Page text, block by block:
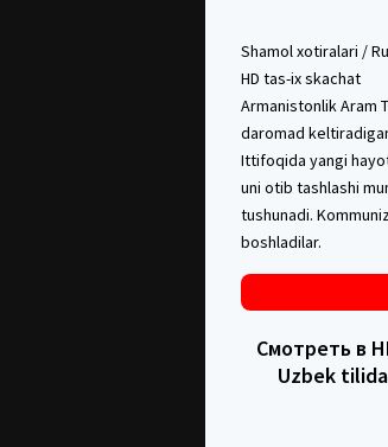
Shamol xotiralari /
HD tas-ix skachat
Armanistonlik Aram
daromad
Ittifoqida yangi
uni otib tashlashi
tushunadi.
boshladilar.
Смотреть в
Uzbek